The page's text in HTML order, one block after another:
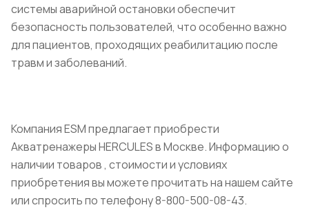
системы аварийной остановки обеспечит
безопасность пользователей, что особенно важно
для пациентов, проходящих реабилитацию после
травм и заболеваний.
Компания ESM предлагает приобрести
Акватренажеры HERCULES в Москве. Информацию о
наличии товаров , стоимости и условиях
приобретения вы можете прочитать на нашем сайте
или спросить по телефону 8-800-500-08-43.